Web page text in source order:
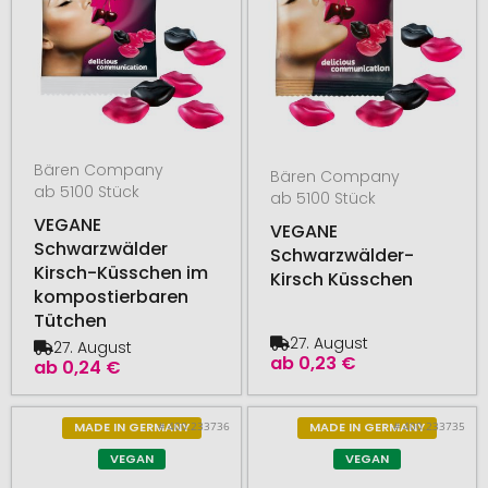
Bären Company
ab 5100 Stück
VEGANE
Schwarzwälder
Kirsch-Küsschen im
kompostierbaren
Tütchen
ab 0,24 €
27. August
Bären Company
ab 5100 Stück
VEGANE
Schwarzwälder-
Kirsch Küsschen
ab 0,23 €
27. August
MADE IN GERMANY
VEGAN
# 400.233736
MADE IN GERMANY
VEGAN
# 400.233735